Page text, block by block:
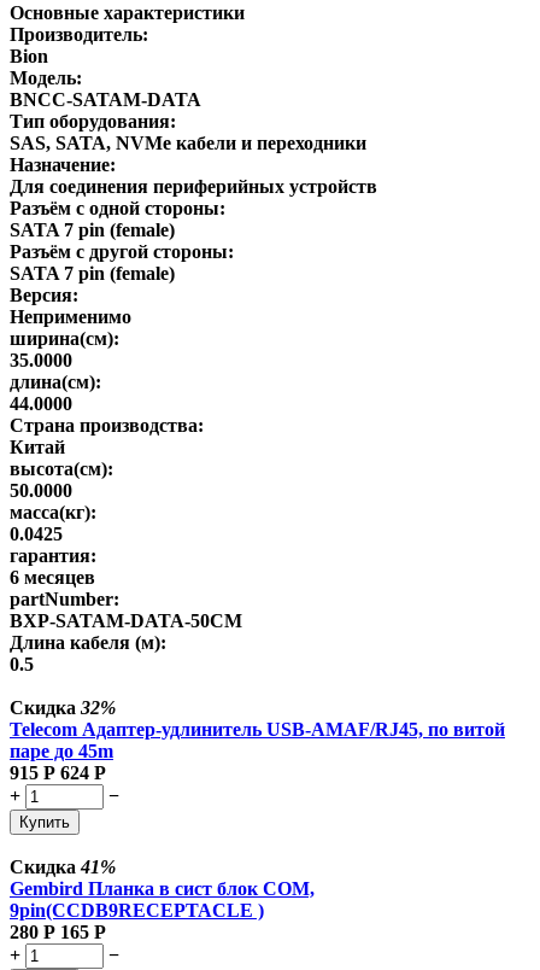
Основные характеристики
Производитель:
Bion
Модель:
BNCC-SATAM-DATA
Тип оборудования:
SAS, SATA, NVMe кабели и переходники
Назначение:
Для соединения периферийных устройств
Разъём с одной стороны:
SATA 7 pin (female)
Разъём с другой стороны:
SATA 7 pin (female)
Версия:
Неприменимо
ширина(см):
35.0000
длина(см):
44.0000
Страна производства:
Китай
высота(см):
50.0000
масса(кг):
0.0425
гарантия:
6 месяцев
partNumber:
BXP-SATAM-DATA-50CM
Длина кабеля (м):
0.5
Скидка 32%
Telecom Адаптер-удлинитель USB-AMAF/RJ45, по витой
паре до 45m
915 Р 624 Р
+
−
Купить
Скидка41%
Gembird Планка в сист блок COM,
9pin(CCDB9RECEPTACLE )
280 Р 165 Р
+
−